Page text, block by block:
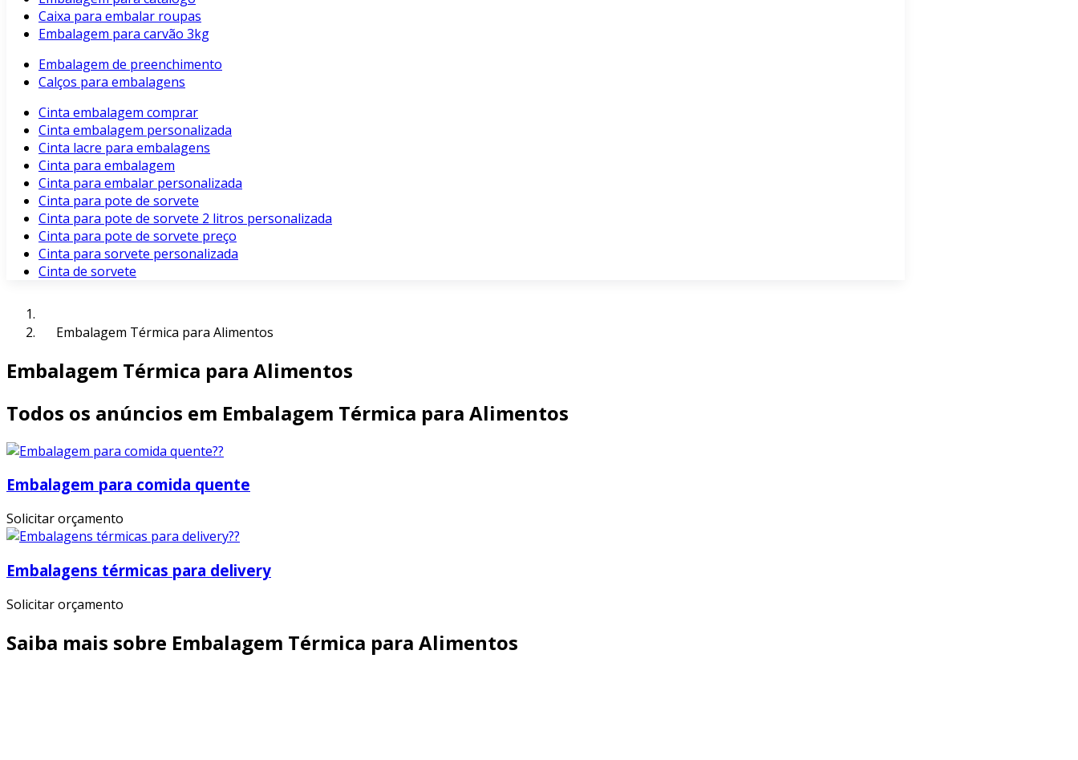
Caixa para embalar roupas
Embalagem para carvão 3kg
Embalagem de preenchimento
Calços para embalagens
Cinta embalagem comprar
Cinta embalagem personalizada
Cinta lacre para embalagens
Cinta para embalagem
Cinta para embalar personalizada
Cinta para pote de sorvete
Cinta para pote de sorvete 2 litros personalizada
Cinta para pote de sorvete preço
Cinta para sorvete personalizada
Cinta de sorvete
Embalagem Térmica para Alimentos
Embalagem Térmica para Alimentos
Todos os anúncios em Embalagem Térmica para Alimentos
Embalagem para comida quente
Solicitar orçamento
Embalagens térmicas para delivery
Solicitar orçamento
Saiba mais sobre Embalagem Térmica para Alimentos